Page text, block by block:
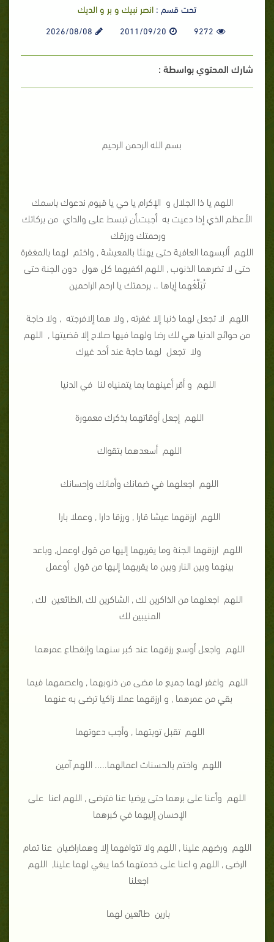
تحت قسم : انصر نبيك و بر و الديك
9272
2011/09/20
2026/08/08
شارك المحتوي بواسطة :
بسم الله الرحمن الرحيم
اللهم يا ذا الجلال و الإكرام يا حي يا قيوم ندعوك باسمك
الأعظم الذي إذا دعيت به أجبت,أن تبسط على والداي من بركاتك
ورحمتك ورزقك
اللهم ألبسهما العافية حتى يهنئا بالمعيشة , واختم لهما بالمغفرة
حتى لا تضرهما الذنوب , اللهم اكفيهما كل هول دون الجنة حتى
تُبَلِّغْهما إياها .. برحمتك يا ارحم الراحمين
اللهم لا تجعل لهما ذنبا إلا غفرته , ولا هما إلافرجته , ولا حاجة
من حوائج الدنيا هي لك رضا ولهما فيها صلاح إلا قضيتها , اللهم
ولا تجعل لهما حاجة عند أحد غيرك
اللهم و أقر أعينهما بما يتمنياه لنا في الدنيا
اللهم إجعل أوقاتهما بذكرك معمورة
اللهم أسعدهما بتقواك
اللهم اجعلهما في ضمانك وأمانك وإحسانك
اللهم ارزقهما عيشا قارا , ورزقا دارا , وعملا بارا
اللهم ارزقهما الجنة وما يقربهما إليها من قول اوعمل, وباعد
بينهما وبين النار وبين ما يقربهما إليها من قول أوعمل
اللهم اجعلهما من الذاكرين لك , الشاكرين لك ,الطائعين لك ,
المنيبين لك
اللهم واجعل أوسع رزقهما عند كبر سنهما وإنقطاع عمرهما
اللهم واغفر لهما جميع ما مضى من ذنوبهما , واعصمهما فيما
بقي من عمرهما , و ارزقهما عملا زاكيا ترضى به عنهما
اللهم تقبل توبتهما , وأجب دعوتهما
اللهم واختم بالحسنات اعمالهما..... اللهم آمين
اللهم وأعنا على برهما حتى يرضيا عنا فترضى , اللهم اعنا على
الإحسان إليهما في كبرهما
اللهم ورضهم علينا , اللهم ولا تتوافهما إلا وهماراضيان عنا تمام
الرضى , اللهم و اعنا على خدمتهما كما يبغي لهما علينا, اللهم
اجعلنا
بارين طائعين لهما